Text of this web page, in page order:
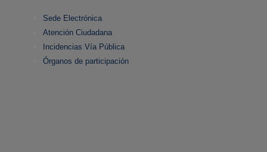
Sede Electrónica
Atención Ciudadana
Incidencias Vía Pública
Órganos de participación